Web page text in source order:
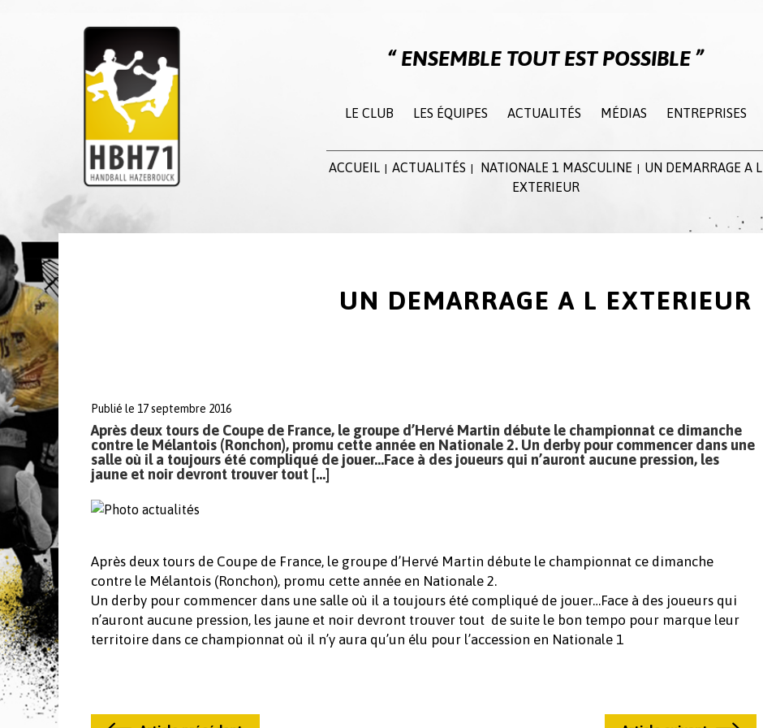
ENSEMBLE TOUT EST POSSIBLE
LE CLUB LES ÉQUIPES ACTUALITÉS MÉDIAS ENTREPRISES
ACCUEIL ACTUALITÉS NATIONALE 1 MASCULINE
UN DEMARRAGE A L
EXTERIEUR
UN DEMARRAGE A L EXTERIEUR
Publié le 17 septembre 2016
Après deux tours de Coupe de France, le groupe d’Hervé Martin débute le championnat ce dimanche
contre le Mélantois (Ronchon), promu cette année en Nationale 2. Un derby pour commencer dans une
salle où il a toujours été compliqué de jouer…Face à des joueurs qui n’auront aucune pression, les
jaune et noir devront trouver tout […]
Après deux tours de Coupe de France, le groupe d’Hervé Martin débute le championnat ce dimanche
contre le Mélantois (Ronchon), promu cette année en Nationale 2.
Un derby pour commencer dans une salle où il a toujours été compliqué de jouer…Face à des joueurs qui
n’auront aucune pression, les jaune et noir devront trouver tout de suite le bon tempo pour marque leur
territoire dans ce championnat où il n’y aura qu’un élu pour l’accession en Nationale 1